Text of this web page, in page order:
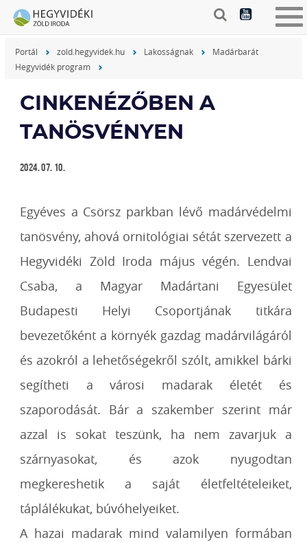
Portál zold.hegyvidek.hu Lakosságnak
Madárbarát
Hegyvidék program
CINKENÉZŐBEN A
TANÖSVÉNYEN
2024. 07. 10.
Egyéves a Csörsz parkban lévő madárvédelmi
tanösvény, ahová ornitológiai sétát szervezett a
Hegyvidéki Zöld Iroda május végén. Lendvai
Csaba, a Magyar Madártani Egyesület
Budapesti Helyi Csoportjának titkára
bevezetőként a környék gazdag madárvilágáról
és azokról a lehetőségekről szólt, amikkel bárki
segítheti a városi madarak életét és
szaporodását. Bár a szakember szerint már
azzal is sokat teszünk, ha nem zavarjuk a
szárnyasokat, és azok nyugodtan
megkereshetik a saját életfeltételeiket,
táplálékukat, búvóhelyeiket.
A hazai madarak mind valamilyen formában